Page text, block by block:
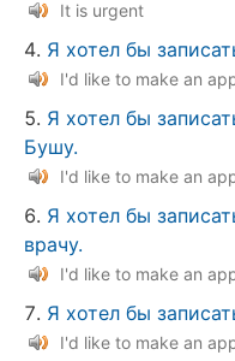
It is urgent
Я хотел бы
I'd like to make an
Я хотел бы
Бушу.
I'd like to make an
Я хотел бы
врачу.
I'd like to make an
Я хотел бы
I'd like to make an